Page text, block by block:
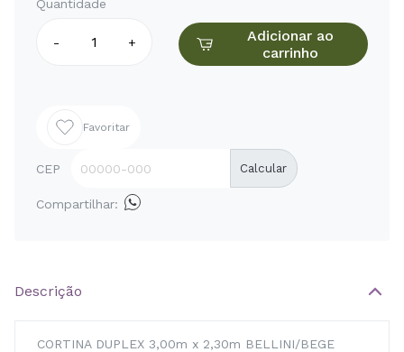
Quantidade
- +
Adicionar ao
carrinho
Favoritar
CEP Calcular
Compartilhar:
Descrição
CORTINA DUPLEX 3,00m x 2,30m BELLINI/BEGE